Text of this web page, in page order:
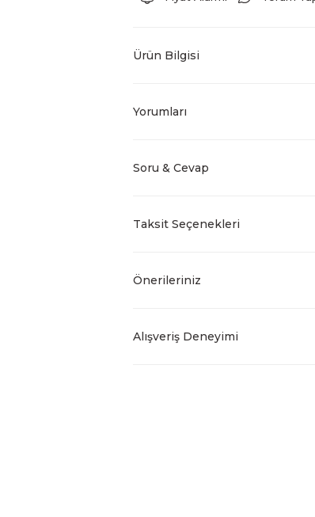
Ürün Bilgisi
Yorumları
Soru & Cevap
Taksit Seçenekleri
Önerileriniz
Alışveriş Deneyimi